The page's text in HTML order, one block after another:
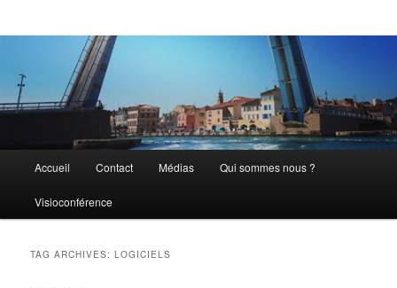
Accueil Contact Médias Qui sommes nous ?
Visioconférence
TAG ARCHIVES:LOGICIELS